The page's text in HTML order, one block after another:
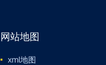
网站地图
xml地图